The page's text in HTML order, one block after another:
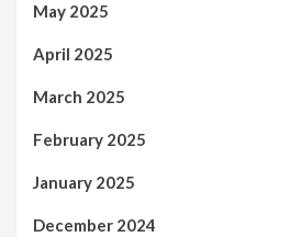
May 2025
April 2025
March 2025
February 2025
January 2025
December 2024